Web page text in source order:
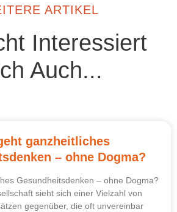
ARTIKEL
Interessiert
Auch...
ganzheitliches
– ohne Dogma?
Gesundheitsdenken – ohne Dogma?
sieht sich einer Vielzahl von
gegenüber, die oft unvereinbar